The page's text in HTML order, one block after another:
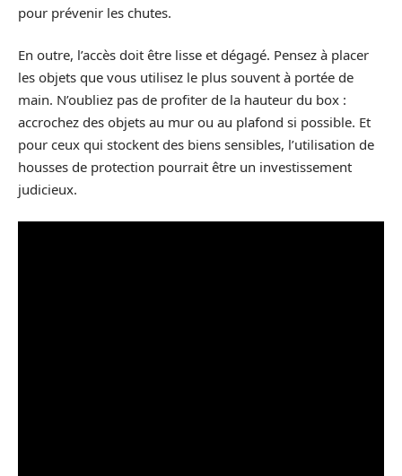
pour prévenir les chutes.
En outre, l’accès doit être lisse et dégagé. Pensez à placer
les objets que vous utilisez le plus souvent à portée de
main. N’oubliez pas de profiter de la hauteur du box :
accrochez des objets au mur ou au plafond si possible. Et
pour ceux qui stockent des biens sensibles, l’utilisation de
housses de protection pourrait être un investissement
judicieux.